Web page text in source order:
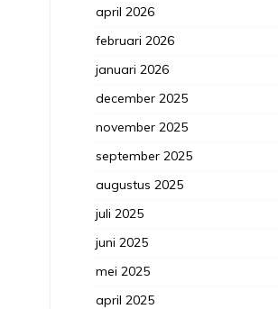
april 2026
februari 2026
januari 2026
december 2025
november 2025
september 2025
augustus 2025
juli 2025
juni 2025
mei 2025
april 2025